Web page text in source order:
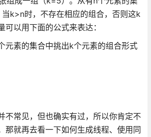
k>n时，不存在相应的组合，否则这k
可以用下面的公式来表达：
元素的集合中挑出k个元素的组合形式
不常见，但也确实有过，所以你肯定不
那就再去看一下如何生成线程、使用同